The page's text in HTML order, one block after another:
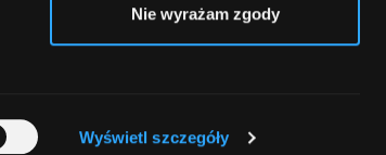
Wyświetl szczegóły
Nie wyrażam zgody